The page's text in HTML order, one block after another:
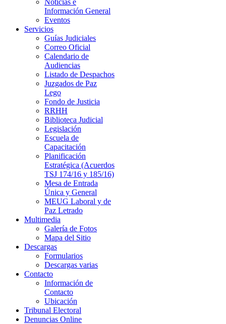
Noticias e
Información General
Eventos
Servicios
Guías Judiciales
Correo Oficial
Calendario de
Audiencias
Listado de Despachos
Juzgados de Paz
Lego
Fondo de Justicia
RRHH
Biblioteca Judicial
Legislación
Escuela de
Capacitación
Planificación
Estratégica (Acuerdos
TSJ 174/16 y 185/16)
Mesa de Entrada
Única y General
MEUG Laboral y de
Paz Letrado
Multimedia
Galería de Fotos
Mapa del Sitio
Descargas
Formularios
Descargas varias
Contacto
Información de
Contacto
Ubicación
Tribunal Electoral
Denuncias Online